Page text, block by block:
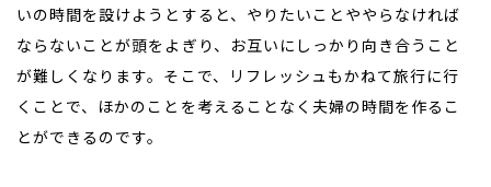
いの時間を設けようとすると、やりたいことややらなければ
ならないことが頭をよぎり、お互いにしっかり向き合うこと
が難しくなります。そこで、リフレッシュもかねて旅行に行
くことで、ほかのことを考えることなく夫婦の時間を作るこ
とができるのです。